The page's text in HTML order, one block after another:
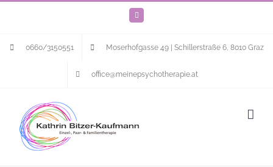
Facebook
0660/3150551 Moserhofgasse 49 | Schillerstraße 6, 8010 Graz
office@meinepsychotherapie.at